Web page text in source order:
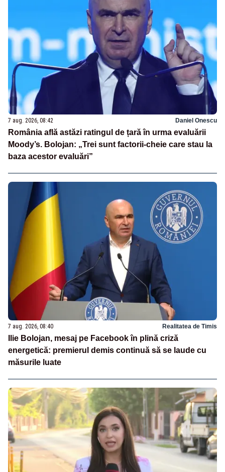
7 aug. 2026, 08:42 Daniel Onescu
România află astăzi ratingul de țară în urma evaluării
Moody’s. Bolojan: „Trei sunt factorii-cheie care stau la
baza acestor evaluări”
7 aug. 2026, 08:40 Realitatea de Timis
Ilie Bolojan, mesaj pe Facebook în plină criză
energetică: premierul demis continuă să se laude cu
măsurile luate